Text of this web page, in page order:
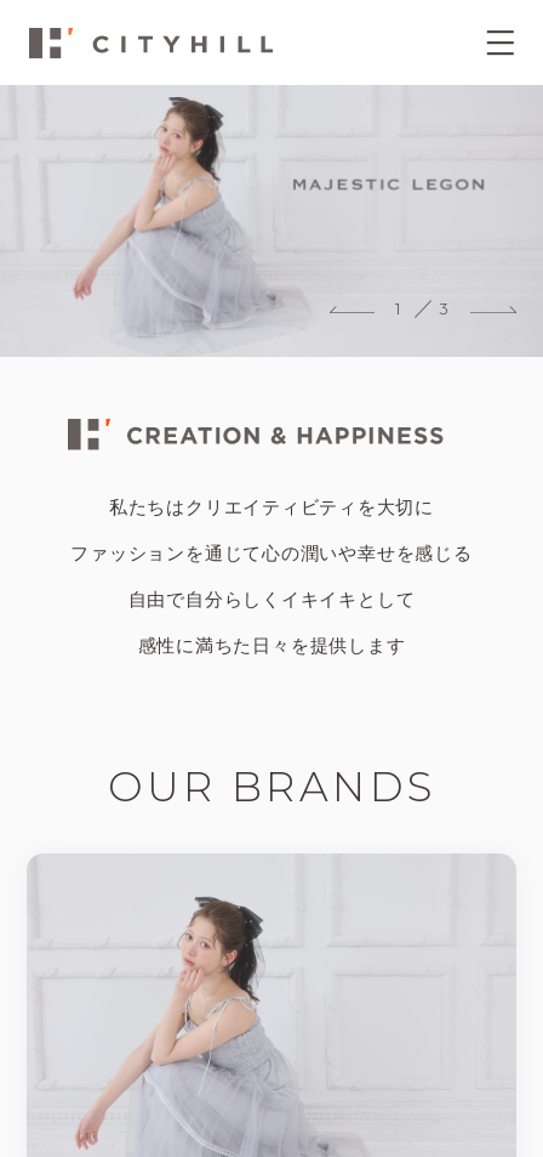
1 3
私たちはクリエイティビティを大切に
ファッションを通じて心の潤いや幸せを感じる
自由で自分らしくイキイキとして
感性に満ちた日々を提供します
OUR BRANDS